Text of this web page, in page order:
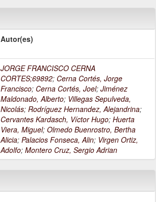
Autor(es)
JORGE FRANCISCO CERNA
CORTES;69892; Cerna Cortés, Jorge
Francisco; Cerna Cortés, Joel;Jiménez
Maldonado, Alberto; Villegas Sepulveda,
Nicolás;Rodríguez Hernandez, Alejandrina;
Cervantes Kardasch, Víctor Hugo;Huerta
Viera, Miguel;Olmedo Buenrostro, Bertha
Alicia;Palacios Fonseca, Alin; Virgen Ortiz,
Adolfo;Montero Cruz, Sergio Adrian